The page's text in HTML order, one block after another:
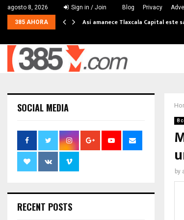
agosto 8, 2026 Sign in / Join Blog Privacy
385 AHORA Así amanece Tlaxcala Capital este
8
by
SOCIAL MEDIA
RECENT POSTS